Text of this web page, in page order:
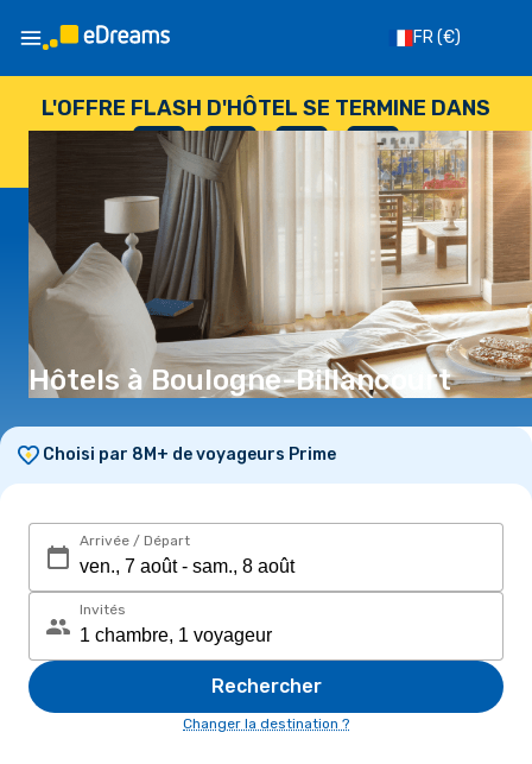
FR(€)
L'OFFRE FLASH D'HÔTEL SE TERMINE DANS
--
JOURS
: --
HEURES
: --
SECONDES
Hôtels à Boulogne-Billancourt
Choisi par 8M+ de voyageurs Prime
Arrivée / Départ
Invités
Rechercher
Changer la destination ?